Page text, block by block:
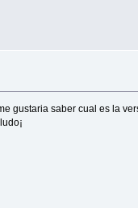
gustaria saber cual es la